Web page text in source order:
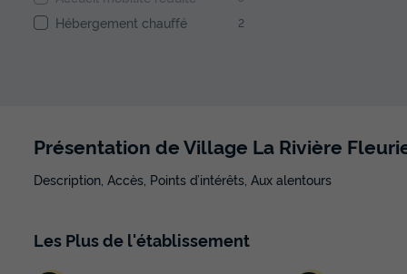
Hébergement chauffé 2
Présentation de Village La Rivière
Description, Accès, Points d’intérêts, Aux alentours
Les Plusde l'établissement